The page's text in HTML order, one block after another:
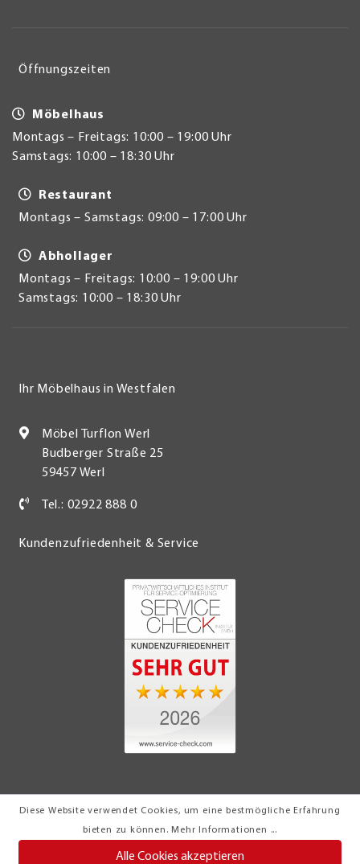
Diese Website verwendet Cookies, um eine bestmögliche Erfahrung
bieten zu können. Mehr Informationen ...
Alle Cookies akzeptieren
Öffnungszeiten
Möbelhaus
Montags – Freitags: 10:00 – 19:00 Uhr
Samstags: 10:00 – 18:30 Uhr
Restaurant
Montags – Samstags: 09:00 – 17:00 Uhr
Abhollager
Montags – Freitags: 10:00 – 19:00 Uhr
Samstags: 10:00 – 18:30 Uhr
Ihr Möbelhaus in Westfalen
Möbel Turflon Werl
Budberger Straße 25
59457 Werl
Tel.: 02922 888 0
Kundenzufriedenheit & Service
Klemens Münstermann GmbH & Co. KG